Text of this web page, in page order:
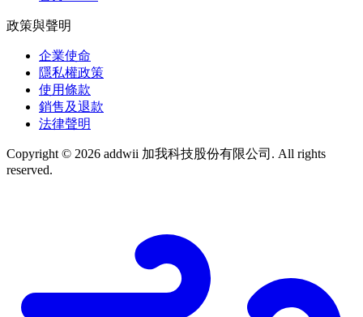
政策與聲明
企業使命
隱私權政策
使用條款
銷售及退款
法律聲明
Copyright © 2026 addwii 加我科技股份有限公司. All rights
reserved.